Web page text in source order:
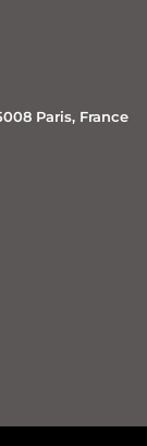
Paris, France